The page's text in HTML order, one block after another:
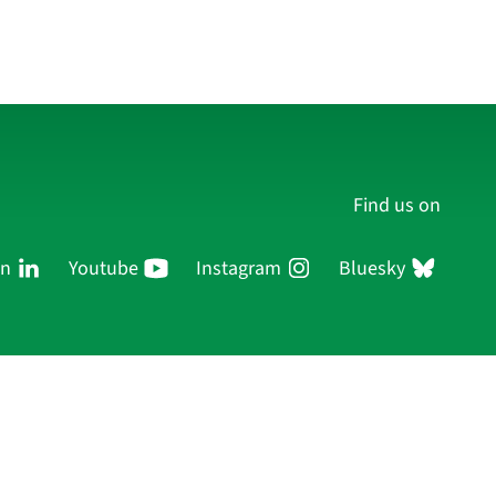
Find us on
Youtube Instagram Bluesky